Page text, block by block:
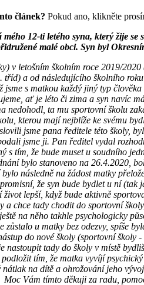
článek? Pokud ano, klikněte
mého 12-ti letého syna, který žije
malé obci. Syn byl
v letošním školním roce 2019/
tříd) a od následujícího školního
jsme s matkou každý jiný typ
ať je léto či zima a syn navíc
nedohodl, ta mu sportovní školu
kterou mají nejblíže ke svému
jsme pana ředitele této školy,
jsme ji. Pan ředitel vydal
s tím, že bude muset u soudního
bylo stanoveno na 26.4.2020,
následně na žádost matky
že syn bude bydlet u ní
lepší, když bude aktivně
chce tady chodit do sportovní
na něho takhle psychologicky
u matky bez odezvy, spíše
do nové školy (sportovní
tady do školy v místě
tím, že matka vyvíjí
na dítě a ohrožování jeho
Vám tímto děkuji za radu,